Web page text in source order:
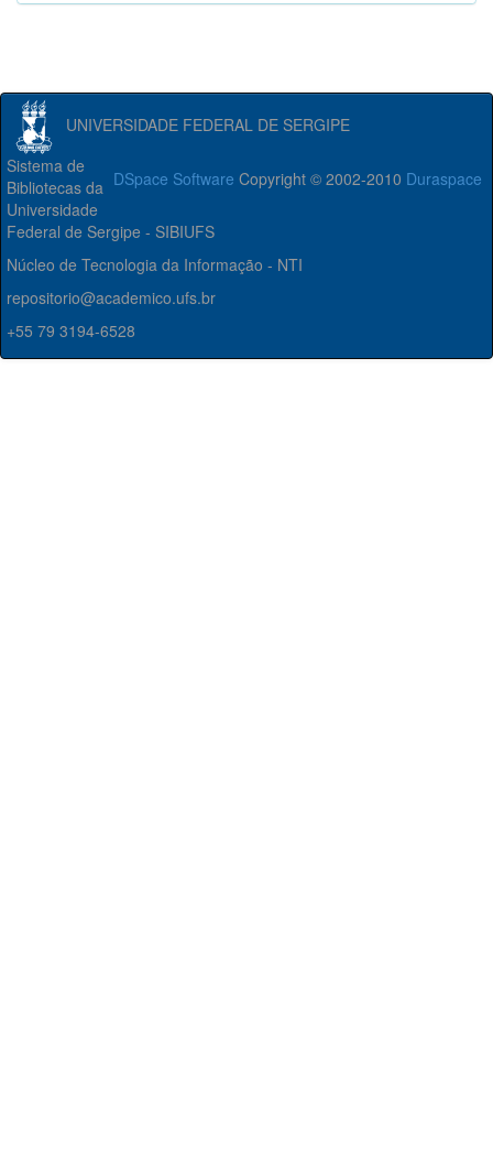
UNIVERSIDADE FEDERAL DE SERGIPE
DSpace Software Copyright © 2002-2010 Duraspace
Sistema de
Bibliotecas da
Universidade
Federal de Sergipe - SIBIUFS
Núcleo de Tecnologia da Informação - NTI
repositorio@academico.ufs.br
+55 79 3194-6528